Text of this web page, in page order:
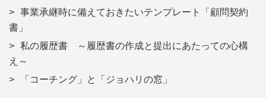
事業承継時に備えておきたいテンプレート「顧問契約
書」
私の履歴書 ～履歴書の作成と提出にあたっての心構
え～
「コーチング」と「ジョハリの窓」